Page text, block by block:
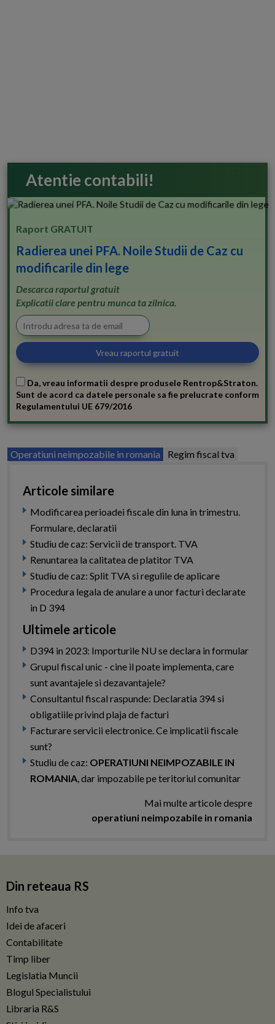
Atentie contabili!
Raport GRATUIT
Radierea unei PFA. Noile Studii de Caz cu
modificarile din lege
Descarca raportul gratuit
Explicatii clare pentru munca ta zilnica.
Da, vreau informatii despre produsele Rentrop&Straton.
Sunt de acord ca datele personale sa fie prelucrate conform
Regulamentului UE 679/2016
Operatiuni neimpozabile in romania Regim fiscal tva
Articole similare
Modificarea perioadei fiscale din luna in trimestru.
Formulare, declaratii
Studiu de caz: Servicii de transport. TVA
Renuntarea la calitatea de platitor TVA
Studiu de caz: Split TVA si regulile de aplicare
Procedura legala de anulare a unor facturi declarate
in D 394
Ultimele articole
D394 in 2023: Importurile NU se declara in formular
Grupul fiscal unic - cine il poate implementa, care
sunt avantajele si dezavantajele?
Consultantul fiscal raspunde: Declaratia 394 si
obligatiile privind plaja de facturi
Facturare servicii electronice. Ce implicatii fiscale
sunt?
Studiu de caz: OPERATIUNI NEIMPOZABILE IN
ROMANIA, dar impozabile pe teritoriul comunitar
Mai multe articole despre
operatiuni neimpozabile in romania
Din reteaua RS
Info tva
Idei de afaceri
Contabilitate
Timp liber
Legislatia Muncii
Blogul Specialistului
Libraria R&S